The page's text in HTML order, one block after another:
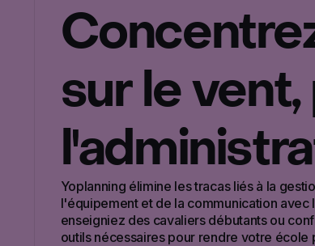
sur le
Yoplanning élimine les tracas liés à la
l'équipement et de la communication avec
enseigniez des cavaliers débutants ou
outils nécessaires pour rendre votre école